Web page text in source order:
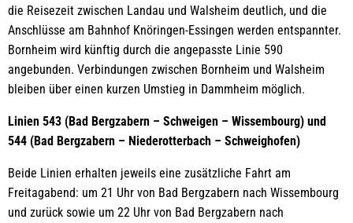
die Reisezeit zwischen Landau und Walsheim deutlich, und die
Anschlüsse am Bahnhof Knöringen-Essingen werden entspannter.
Bornheim wird künftig durch die angepasste Linie 590
angebunden. Verbindungen zwischen Bornheim und Walsheim
bleiben über einen kurzen Umstieg in Dammheim möglich.
Linien 543 (Bad Bergzabern – Schweigen – Wissembourg) und
544 (Bad Bergzabern – Niederotterbach – Schweighofen)
Beide Linien erhalten jeweils eine zusätzliche Fahrt am
Freitagabend: um 21 Uhr von Bad Bergzabern nach Wissembourg
und zurück sowie um 22 Uhr von Bad Bergzabern nach